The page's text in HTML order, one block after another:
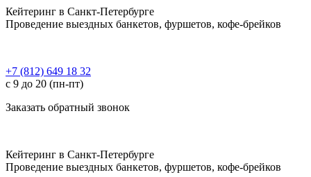
Кейтеринг в Санкт-Петербурге
Проведение выездных банкетов, фуршетов, кофе-брейков
+7 (812) 649 18 32
с 9 до 20 (пн-пт)
Заказать обратный звонок
Кейтеринг в Санкт-Петербурге
Проведение выездных банкетов, фуршетов, кофе-брейков